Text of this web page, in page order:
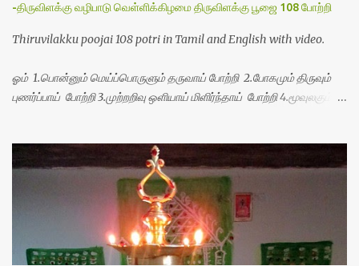
-திருவிளக்கு வழிபாடு வெள்ளிக்கிழமை திருவிளக்கு பூஜை 108 போற்றி
Thiruvilakku poojai 108 potri in Tamil and English with video.
ஓம் 1.பொன்னும் மெய்ப்பொருளும் தருவாய் போற்றி 2.போகமும் திருவும்
புணர்ப்பாய் போற்றி 3.முற்றறிவு ஒளியாய் மிளிர்ந்தாய் போற்றி 4.மூவுலகும்
8.பிறர்வயமாகா பெரியோய் போற்றி 9.பேரின்பப் பெருக்காய் பொலிந்தாய்
போற்றி 10.பேரருட்கடலாம் பேரரு...